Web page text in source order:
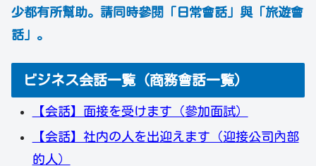
少都有所幫助。請同時參閱「日常會話」與「旅遊會
話」。
ビジネス会話一覧（商務會話一覧）
【会話】面接を受けます（參加面試）
【会話】社内の人を出迎えます（迎接公司內部
的人）